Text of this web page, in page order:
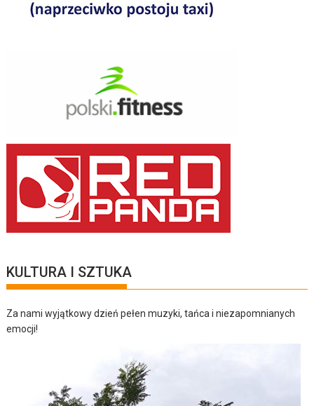
KULTURA I SZTUKA
Za nami wyjątkowy dzień pełen muzyki, tańca i niezapomnianych
emocji!